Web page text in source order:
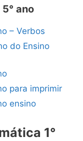
ano
– Verbos
do Ensino
para imprimir
ensino
1°